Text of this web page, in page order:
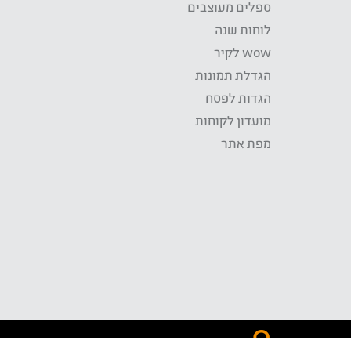
ספלים מעוצבים
לוחות שנה
wow לקיר
הגדלת תמונות
הגדות לפסח
מועדון לקוחות
מפת אתר
התשלום באתר WOW מאובטח בטכנולוגית SSL